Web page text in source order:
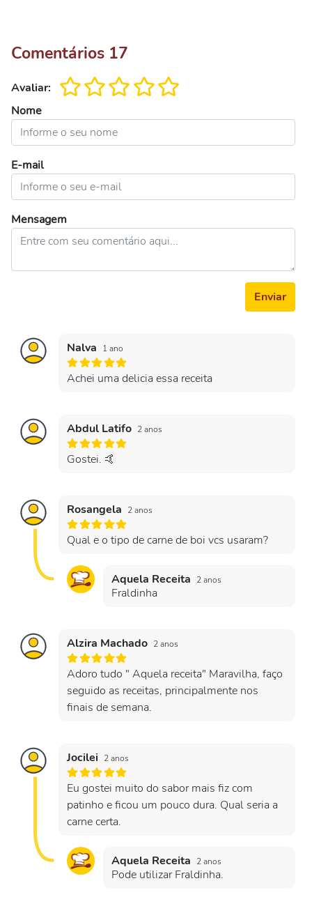
Comentários 17
Avaliar:
Nome
E-mail
Mensagem
Enviar
Nalva 1 ano
Achei uma delicia essa receita
Abdul Latifo 2 anos
Gostei. 🤙
Rosangela 2 anos
Qual e o tipo de carne de boi vcs usaram?
Aquela Receita 2 anos
Fraldinha
Alzira Machado 2 anos
Adoro tudo " Aquela receita" Maravilha, faço
seguido as receitas, principalmente nos
finais de semana.
Jocilei 2 anos
Eu gostei muito do sabor mais fiz com
patinho e ficou um pouco dura. Qual seria a
carne certa.
Aquela Receita 2 anos
Pode utilizar Fraldinha.